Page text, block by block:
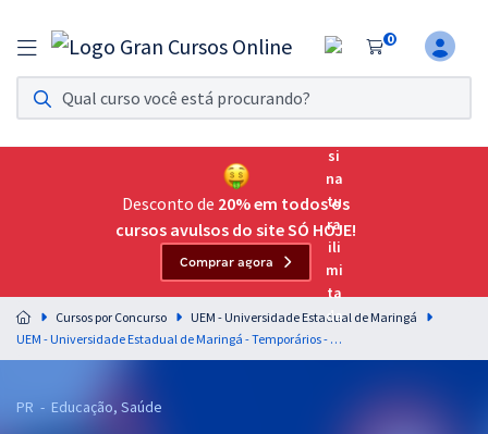
0
Assinatura Ilimitada 11
Acesso a todos os cursos. Teste grátis por 7 dias!
Assinatura OAB Até Passar
Acesso ilimitado a toda preparação para o Exame da
Residências Multiprofissionais
Preparação completa e intensiva para as principais
residências em saúde do Brasil
Desconto de 20% em todos os
cursos avulsos do site SÓ HOJE!
Comprar agora
Cursos por Concurso
UEM - Universidade Estadual de Maringá
UEM - Universidade Estadual de Maringá - Temporários - Enfermeiro do Trabalho (Módulo Especial)
PR - Educação, Saúde